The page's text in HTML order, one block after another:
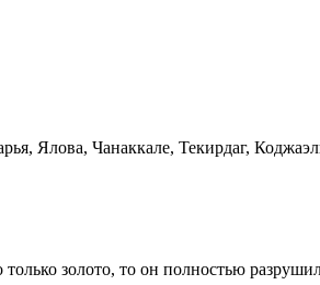
Ялова, Чанаккале, Текирдаг,
золото, то он полностью